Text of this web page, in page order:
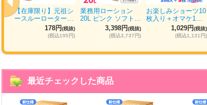
【在庫限り】元祖シ
ースルーローター…
178円(税抜)
(税込195円)
業務用ローション
20L ピンク ソフト…
3,398円(税抜)
(税込3,737円)
お楽しみショーツ10
枚入り＋オマケ1…
1,029円(税抜)
(税込1,131円)
最近チェックした商品